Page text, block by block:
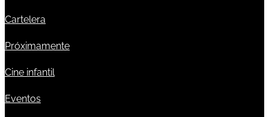
Cartelera
Próximamente
Cine infantil
Eventos